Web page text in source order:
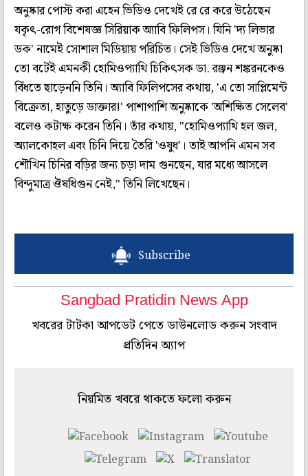
অনুষ্কার পোস্ট করা এহেন ভিডিও দেখেই রে রে করে উঠেছেন
যকৃৎ-রোগ বিশেষজ্ঞ সিরিয়াক অ্যাবি ফিলিপস। যিনি 'দ্য লিভার
ডক' নামেই সোশাল মিডিয়ায় পরিচিত। সেই ভিডিও দেখে অনুষ্কা
তো বটেই এমনকী হোমিওপ্যাথি চিকিৎসক ডা. রঞ্জন শঙ্করনকেও
বিঁধতে ছাড়েননি তিনি। অ্যাবি ফিলিপসের কথায়, 'এ তো সাপ্লিমেন্ট
বিক্রেতা, হাতুড়ে ডাক্তার!' পাশাপাশি অনুষ্কাকে 'অশিক্ষিত সেলেব'
বলেও কটাক্ষ করেন তিনি। তাঁর কথায়, "হোমিওপ্যাথি হল জল,
অ্যালকোহল এবং চিনি দিয়ে তৈরি 'ওষুধ'। তাই আপনি এমন সব
শৌখিন চিনির বড়ির জন্য চড়া দাম গুনছেন, যার মধ্যে আসলে
বিন্দুমাত্র ঔষধিগুন নেই," তিনি লিখেছেন।
Subscribe
Sangbad Pratidin News App
খবরের টাটকা আপডেট পেতে ডাউনলোড করুন সংবাদ
প্রতিদিন অ্যাপ
নিয়মিত খবরে থাকতে ফলো করুন